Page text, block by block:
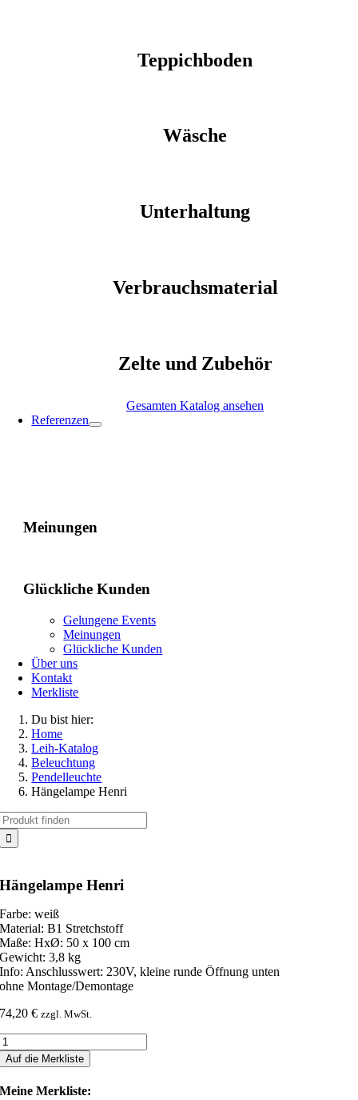
Teppichboden
Wäsche
Unterhaltung
Verbrauchsmaterial
Zelte und Zubehör
Gesamten Katalog ansehen
Referenzen
Meinungen
Glückliche Kunden
Gelungene Events
Meinungen
Glückliche Kunden
Über uns
Kontakt
Merkliste
Du bist hier:
Home
Leih-Katalog
Beleuchtung
Pendelleuchte
Hängelampe Henri
Hängelampe Henri
Farbe: weiß
Material: B1 Stretchstoff
Maße: HxØ: 50 x 100 cm
Gewicht: 3,8 kg
Info: Anschlusswert: 230V, kleine runde Öffnung unten
ohne Montage/Demontage
74,20€ zzgl. MwSt.
Auf die Merkliste
Meine Merkliste: